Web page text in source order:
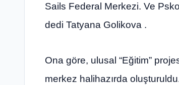
Sails Federal Merkezi. Ve
dedi Tatyana Golikova .
Ona göre, ulusal “Eğitim”
merkez halihazırda